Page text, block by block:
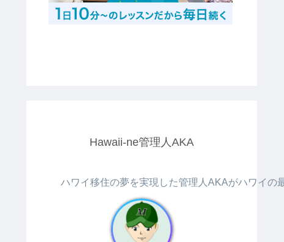
Hawaii-ne管理人AKA
ハワイ移住の夢を実現した管理人AKAがハワイの